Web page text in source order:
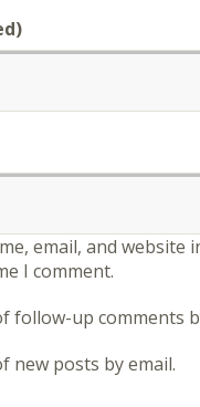
email, and website
I comment.
follow-up comments
new posts by email.